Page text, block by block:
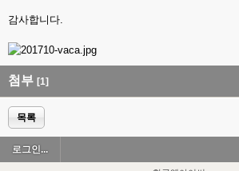
감사합니다.
첨부 [1]
목록
로그인...